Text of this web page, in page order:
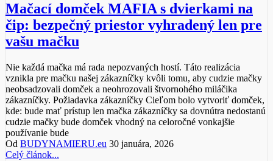
Mačací domček MAFIA s dvierkami na
čip: bezpečný priestor vyhradený len pre
vašu mačku
Nie každá mačka má rada nepozvaných hostí. Táto realizácia
vznikla pre mačku našej zákazníčky kvôli tomu, aby cudzie mačky
neobsadzovali domček a neohrozovali štvornohého miláčika
zákazníčky. Požiadavka zákazníčky Cieľom bolo vytvoriť domček,
kde: bude mať prístup len mačka zákazníčky sa dovnútra nedostanú
cudzie mačky bude domček vhodný na celoročné vonkajšie
používanie bude
Od BUDYNAMIERU.eu 30 januára, 2026
Celý článok...